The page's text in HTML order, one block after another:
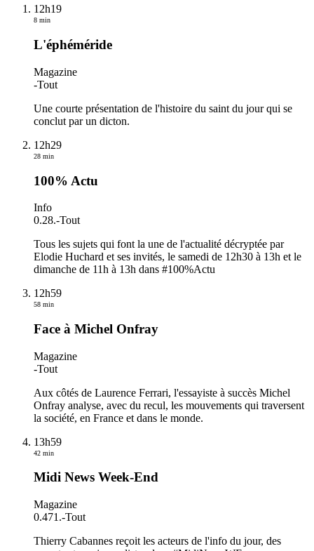
12h19
8 min
L'éphéméride
Magazine
-Tout
Une courte présentation de l'histoire du saint du jour qui se
conclut par un dicton.
12h29
28 min
100% Actu
Info
0.28.-Tout
Tous les sujets qui font la une de l'actualité décryptée par
Elodie Huchard et ses invités, le samedi de 12h30 à 13h et le
dimanche de 11h à 13h dans #100%Actu
12h59
58 min
Face à Michel Onfray
Magazine
-Tout
Aux côtés de Laurence Ferrari, l'essayiste à succès Michel
Onfray analyse, avec du recul, les mouvements qui traversent
la société, en France et dans le monde.
13h59
42 min
Midi News Week-End
Magazine
0.471.-Tout
Thierry Cabannes reçoit les acteurs de l'info du jour, des